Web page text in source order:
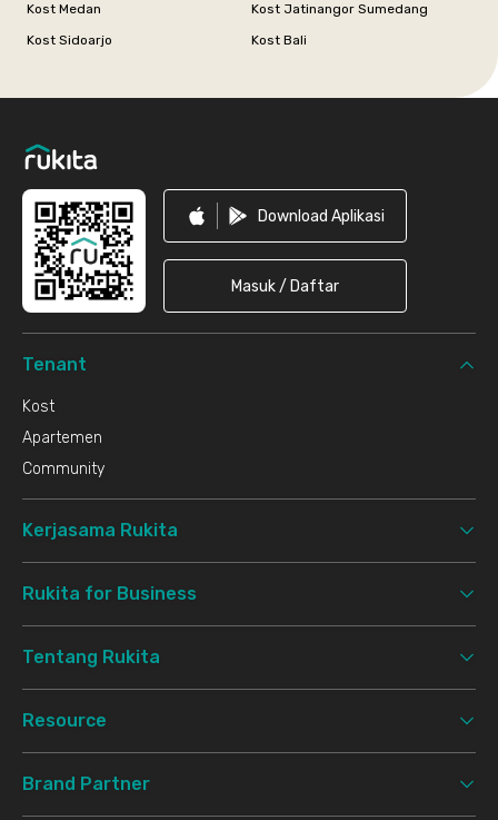
Kost Medan
Kost Jatinangor Sumedang
Kost Sidoarjo
Kost Bali
Download Aplikasi
Masuk / Daftar
Tenant
Kost
Apartemen
Community
Kerjasama Rukita
Rukita for Business
Tentang Rukita
Resource
Brand Partner